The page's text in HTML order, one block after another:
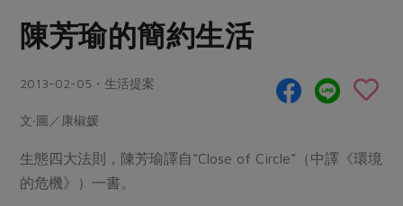
肉品・水產
調理食材・點心
調味醬料/南北貨
蛋料理
醬料
當季產品
合作25-經典快閃最後一週
合作25-精選產品第四彈
合作25-精選產品第三彈
更多當季產品
樂齡生活 親子食育
關注議題
減硝酸鹽 惜食
非基改運動
合作社組織
員工與求才
產品檢驗
自主把關
檢驗報告
陳芳瑜的簡約生活
2013-02-05・生活提案
文‧圖／康椒媛
生態四大法則，陳芳瑜譯自“Close of Circle”（中譯《環境
的危機》）一書。